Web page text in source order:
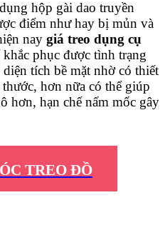
hộp gài dao truyền
điểm như hay bị mủn và
nay giá treo dụng cụ
phục được tình trạng
tích bề mặt nhờ có thiết
hơn nữa có thể giúp
hơn, hạn chế nấm mốc gây
TREO ĐỒ